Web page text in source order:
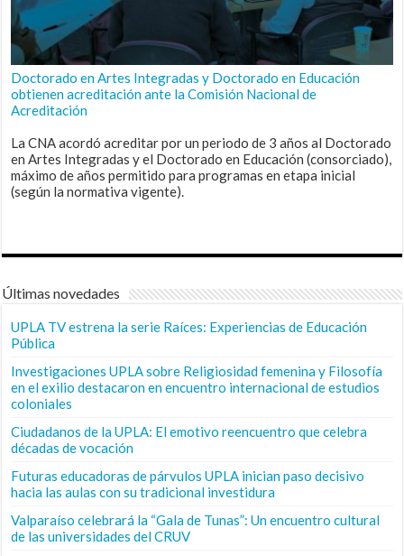
Doctorado en Artes Integradas y Doctorado en Educación
obtienen acreditación ante la Comisión Nacional de
Acreditación
La CNA acordó acreditar por un periodo de 3 años al Doctorado
en Artes Integradas y el Doctorado en Educación (consorciado),
máximo de años permitido para programas en etapa inicial
(según la normativa vigente).
Últimas novedades
UPLA TV estrena la serie Raíces: Experiencias de Educación
Pública
Investigaciones UPLA sobre Religiosidad femenina y Filosofía
en el exilio destacaron en encuentro internacional de estudios
coloniales
Ciudadanos de la UPLA: El emotivo reencuentro que celebra
décadas de vocación
Futuras educadoras de párvulos UPLA inician paso decisivo
hacia las aulas con su tradicional investidura
Valparaíso celebrará la “Gala de Tunas”: Un encuentro cultural
de las universidades del CRUV